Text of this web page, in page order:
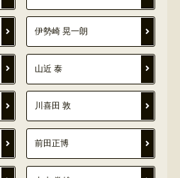
伊勢崎 晃一朗
山近 泰
川喜田 敦
前田正博